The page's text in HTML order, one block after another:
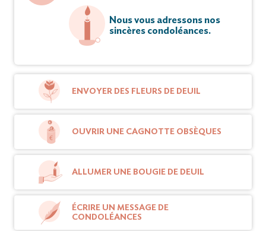
Nous vous adressons nos
sincères condoléances.
ENVOYER DES FLEURS DE DEUIL
OUVRIR UNE CAGNOTTE OBSÈQUES
ALLUMER UNE BOUGIE DE DEUIL
ÉCRIRE UN MESSAGE DE
CONDOLÉANCES